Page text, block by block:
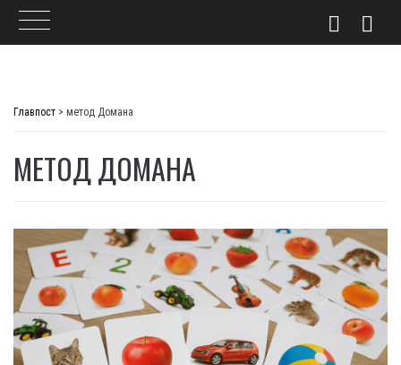
Главпост > метод Домана
МЕТОД ДОМАНА